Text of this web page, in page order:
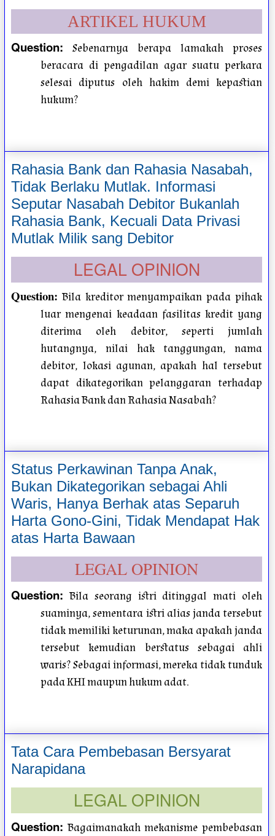
ARTIKEL HUKUM
Question: Sebenarnya berapa lamakah proses
beracara di pengadilan agar suatu perkara
selesai diputus oleh hakim demi kepastian
hukum?
Rahasia Bank dan Rahasia Nasabah,
Tidak Berlaku Mutlak. Informasi
Seputar Nasabah Debitor Bukanlah
Rahasia Bank, Kecuali Data Privasi
Mutlak Milik sang Debitor
LEGAL OPINION
Question: Bila kreditor menyampaikan pada pihak
luar mengenai keadaan fasilitas kredit yang
diterima oleh debitor, seperti jumlah
hutangnya, nilai hak tanggungan, nama
debitor, lokasi agunan, apakah hal tersebut
dapat dikategorikan pelanggaran terhadap
Rahasia Bank dan Rahasia Nasabah?
Status Perkawinan Tanpa Anak,
Bukan Dikategorikan sebagai Ahli
Waris, Hanya Berhak atas Separuh
Harta Gono-Gini, Tidak Mendapat Hak
atas Harta Bawaan
LEGAL OPINION
Question: Bila seorang istri ditinggal mati oleh
suaminya, sementara istri alias janda tersebut
tidak memiliki keturunan, maka apakah janda
tersebut kemudian berstatus sebagai ahli
waris? Sebagai informasi, mereka tidak tunduk
pada KHI maupun hukum adat.
Tata Cara Pembebasan Bersyarat
Narapidana
LEGAL OPINION
Question: Bagaimanakah mekanisme pembebasan